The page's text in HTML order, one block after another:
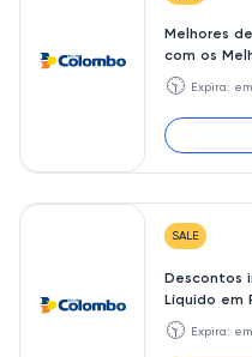
Melhores
com os
🕥 Expira:
SALE
Descontos
Líquido em
🕥 Expira: